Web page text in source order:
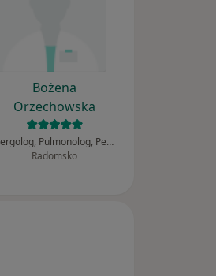
Bożena
Orzechowska
Alergolog, Pulmonolog, Pediatra
Radomsko